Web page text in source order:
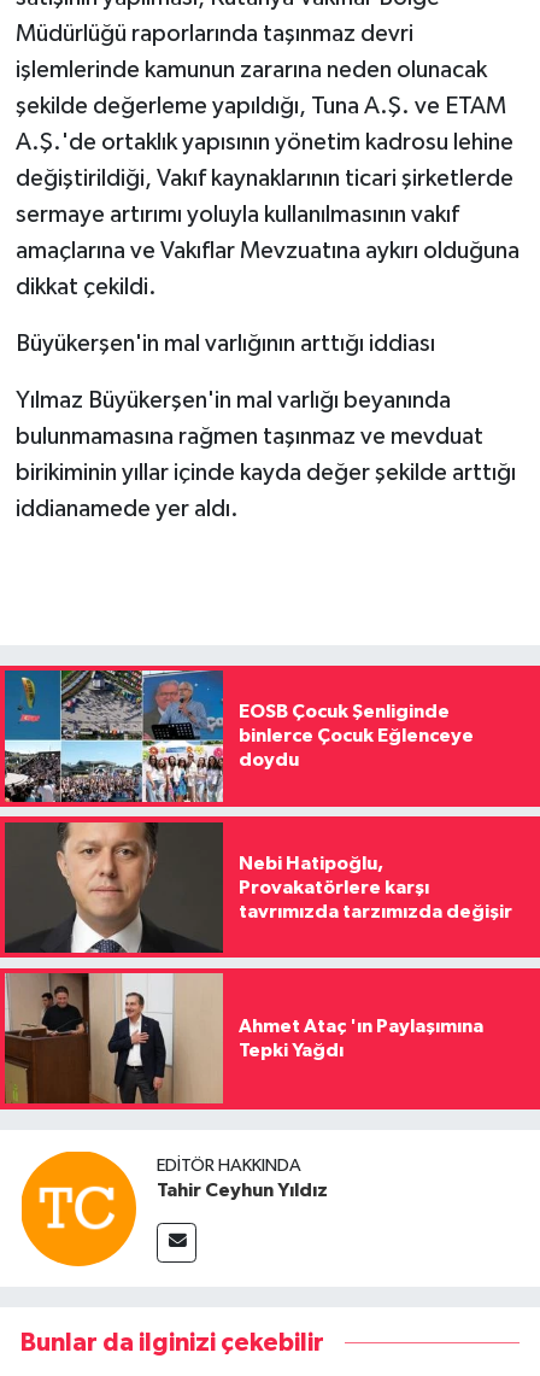
Müdürlüğü raporlarında taşınmaz devri
işlemlerinde kamunun zararına neden olunacak
şekilde değerleme yapıldığı, Tuna A.Ş. ve ETAM
A.Ş.'de ortaklık yapısının yönetim kadrosu lehine
değiştirildiği, Vakıf kaynaklarının ticari şirketlerde
sermaye artırımı yoluyla kullanılmasının vakıf
amaçlarına ve Vakıflar Mevzuatına aykırı olduğuna
dikkat çekildi.
Büyükerşen'in mal varlığının arttığı iddiası
Yılmaz Büyükerşen'in mal varlığı beyanında
bulunmamasına rağmen taşınmaz ve mevduat
birikiminin yıllar içinde kayda değer şekilde arttığı
iddianamede yer aldı.
EOSB Çocuk Şenliginde
binlerce Çocuk Eğlenceye
doydu
Nebi Hatipoğlu,
Provakatörlere karşı
tavrımızda tarzımızda değişir
Ahmet Ataç 'ın Paylaşımına
Tepki Yağdı
EDITÖR HAKKINDA
Tahir Ceyhun Yıldız
Bunlar da ilginizi çekebilir